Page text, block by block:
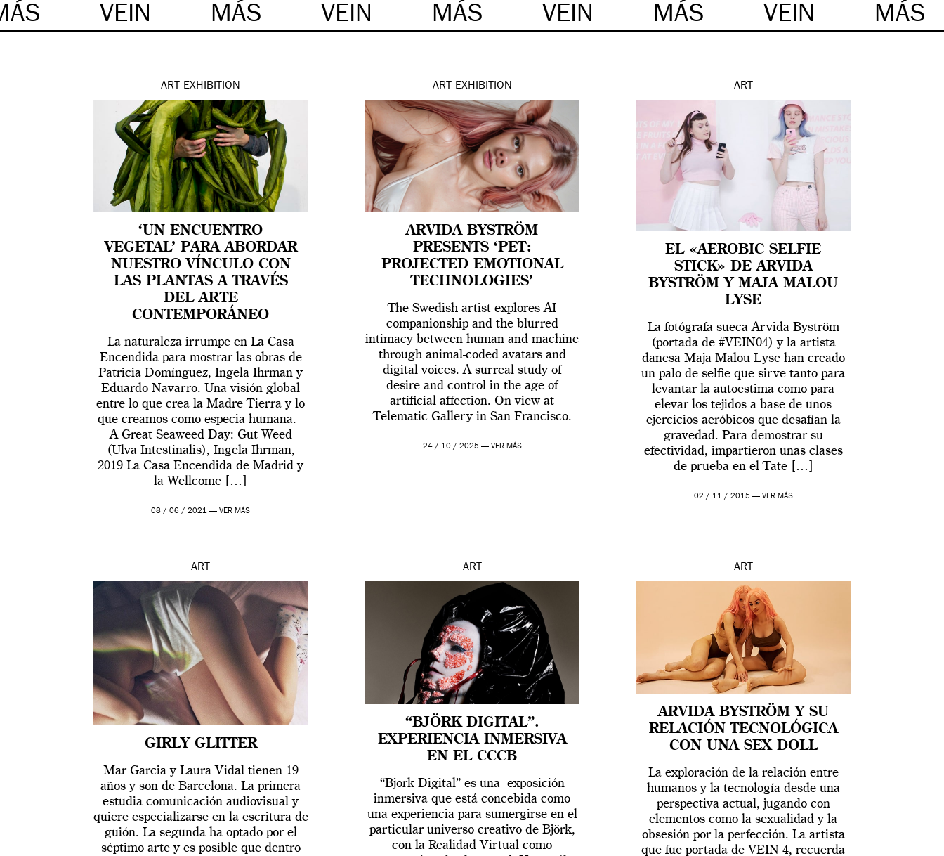
VEIN MÁS VEIN MÁS VEIN MÁS VEIN MÁS
ART EXHIBITION
‘UN ENCUENTRO
VEGETAL’ PARA ABORDAR
NUESTRO VÍNCULO CON
LAS PLANTAS A TRAVÉS
DEL ARTE
CONTEMPORÁNEO
La naturaleza irrumpe en La Casa
Encendida para mostrar las obras de
Patricia Domínguez, Ingela Ihrman y
Eduardo Navarro. Una visión global
entre lo que crea la Madre Tierra y lo
que creamos como especia humana.
A Great Seaweed Day: Gut Weed
(Ulva Intestinalis), Ingela Ihrman,
2019 La Casa Encendida de Madrid y
la Wellcome […]
08 / 06 / 2021 —VER MÁS
ART EXHIBITION
ARVIDA BYSTRÖM
PRESENTS ‘PET:
PROJECTED EMOTIONAL
TECHNOLOGIES’
The Swedish artist explores AI
companionship and the blurred
intimacy between human and machine
through animal-coded avatars and
digital voices. A surreal study of
desire and control in the age of
artificial affection. On view at
Telematic Gallery in San Francisco.
24 / 10 / 2025 — VER MÁS
ART
EL «AEROBIC SELFIE
STICK» DE ARVIDA
BYSTRÖM Y MAJA MALOU
LYSE
La fotógrafa sueca Arvida Byström
(portada de #VEIN04) y la artista
danesa Maja Malou Lyse han creado
un palo de selfie que sirve tanto para
levantar la autoestima como para
elevar los tejidos a base de unos
ejercicios aeróbicos que desafían la
gravedad. Para demostrar su
efectividad, impartieron unas clases
de prueba en el Tate […]
02 / 11 / 2015 — VER MÁS
ART
GIRLY GLITTER
Mar Garcia y Laura Vidal tienen 19
años y son de Barcelona. La primera
estudia comunicación audiovisual y
quiere especializarse en la escritura de
guión. La segunda ha optado por el
séptimo arte y es posible que dentro
ART
“BJÖRK DIGITAL”.
EXPERIENCIA INMERSIVA
EN EL CCCB
“Bjork Digital” es una exposición
inmersiva que está concebida como
una experiencia para sumergirse en el
particular universo creativo de Björk,
con la Realidad Virtual como
ART
ARVIDA BYSTRÖM Y SU
RELACIÓN TECNOLÓGICA
CON UNA SEX DOLL
La exploración de la relación entre
humanos y la tecnología desde una
perspectiva actual, jugando con
elementos como la sexualidad y la
obsesión por la perfección. La artista
que fue portada de VEIN 4, recuerda